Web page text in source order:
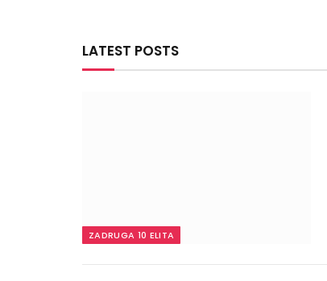
LATEST POSTS
ZADRUGA 10 ELITA